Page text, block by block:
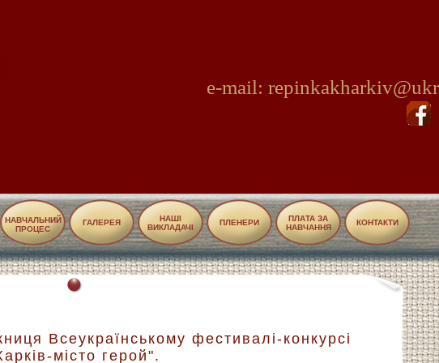
e-mail:
НАВЧАЛЬНИЙ
ПРОЦЕС
ГАЛЕРЕЯ
НАШІ
ВИКЛАДАЧІ
ПЛЕНЕРИ
ПЛАТА ЗА
НАВЧАННЯ
КОНТАКТИ
Всеукраїнському фестивалі-конкурсі
місто герой".